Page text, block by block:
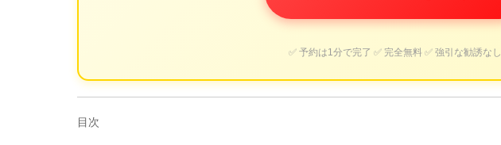
✅ 予約は1分で完了 ✅ 完全無料 ✅ 強引な勧誘なし
目次